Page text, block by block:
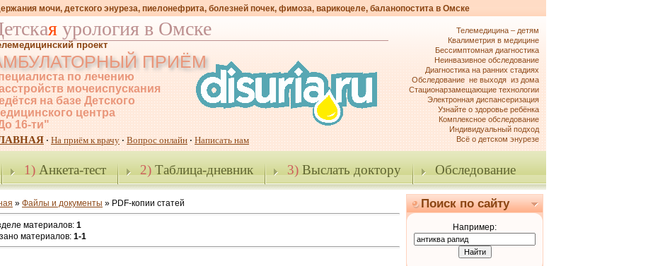
мочи, детского энуреза, пиелонефрита, болезней почек, фимоза, варикоцеле, баланопостита в Омске
я урология в Омске
проект
ПРИЁМ
по лечению
мочеиспускания
на базе Детского
центра
16-ти"
· На приём к врачу · Вопрос онлайн · Написать нам
Телемедицина – детям
Квалиметрия в медицине
Бессимптомная диагностика
Неинвазивное обследование
Диагностика на ранних стадиях
Обследование не выходя из дома
Стационарзамещающие технологии
Электронная диспансеризация
Узнайте о здоровье ребёнка
Комплексное обследование
Индивидуальный подход
Всё о детском энурезе
1)Анкета-тест 2)Таблица-дневник 3)Выслать доктору Обследование
» Файлы и документы » PDF-копии статей
материалов: 1
материалов: 1-1
Поиск по сайту
Например: